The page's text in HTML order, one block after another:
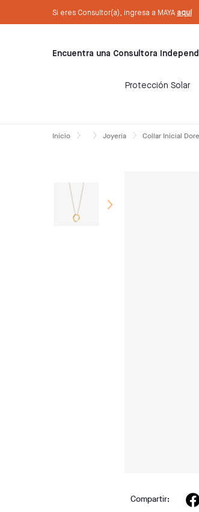
Si eres Consultor(a), ingresa a MAYA aquí
Sé Consultora ahora. ¡Regístrate aquí!
Encuentra una Consultora
Protección Solar
Inicio Joyería Collar Inicial
Compartir: